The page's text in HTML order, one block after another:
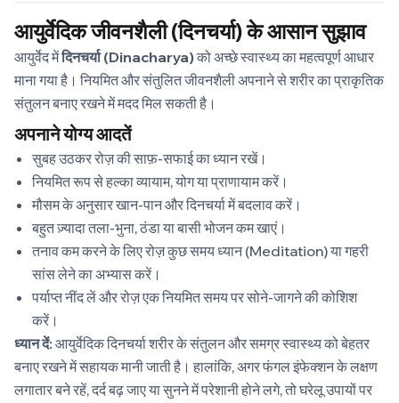
आयुर्वेदिक जीवनशैली (दिनचर्या) के आसान सुझाव
आयुर्वेद मेंदिनचर्या (Dinacharya)को अच्छे स्वास्थ्य का महत्वपूर्ण आधार
माना गया है। नियमित और संतुलित जीवनशैली अपनाने से शरीर का प्राकृतिक
संतुलन बनाए रखने में मदद मिल सकती है।
अपनाने योग्य आदतें
सुबह उठकर रोज़ की साफ़-सफाई का ध्यान रखें।
नियमित रूप से हल्का व्यायाम, योग या प्राणायाम करें।
मौसम के अनुसार खान-पान और दिनचर्या में बदलाव करें।
बहुत ज़्यादा तला-भुना, ठंडा या बासी भोजन कम खाएं।
तनाव कम करने के लिए रोज़ कुछ समय ध्यान (Meditation) या गहरी
सांस लेने का अभ्यास करें।
पर्याप्त नींद लें और रोज़ एक नियमित समय पर सोने-जागने की कोशिश
करें।
ध्यान दें: आयुर्वेदिक दिनचर्या शरीर के संतुलन और समग्र स्वास्थ्य को बेहतर
बनाए रखने में सहायक मानी जाती है। हालांकि, अगर फंगल इंफेक्शन के लक्षण
लगातार बने रहें, दर्द बढ़ जाए या सुनने में परेशानी होने लगे, तो घरेलू उपायों पर